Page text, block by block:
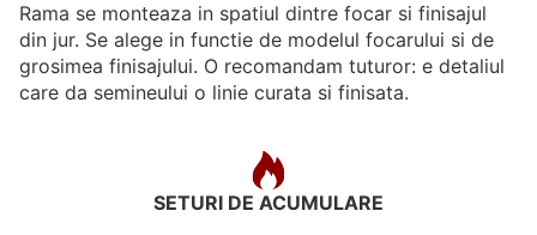
Rama se monteaza in spatiul dintre focar si finisajul
din jur. Se alege in functie de modelul focarului si de
grosimea finisajului. O recomandam tuturor: e detaliul
care da semineului o linie curata si finisata.
SETURI DE ACUMULARE